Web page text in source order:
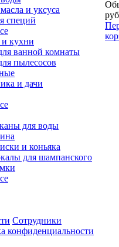
и уксуса
специй
и кухни
ванной комнаты
пылесосов
и дачи
для воды
и коньяка
для шампанского
Сотрудники
конфиденциальности